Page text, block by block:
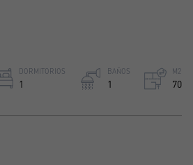
DORMITORIOS
1
BAÑOS
1
M2
70